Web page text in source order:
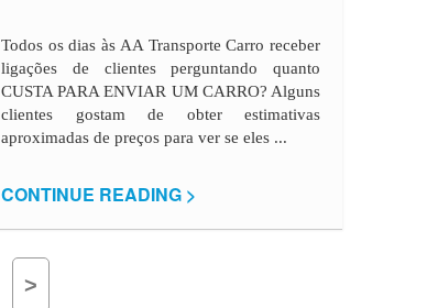
Todos os dias às AA Transporte Carro receber
ligações de clientes perguntando quanto
CUSTA PARA ENVIAR UM CARRO? Alguns
clientes gostam de obter estimativas
aproximadas de preços para ver se eles ...
CONTINUE READING >
>